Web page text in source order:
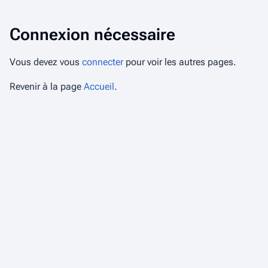
Connexion nécessaire
Vous devez vous connecterpour voir les autres pages.
Revenir à la page Accueil.